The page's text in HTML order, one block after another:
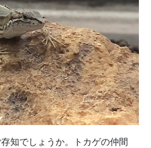
知でしょうか。トカゲの仲間